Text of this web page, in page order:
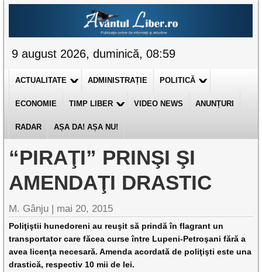
9 august 2026, duminică, 08:59
ACTUALITATE ADMINISTRAȚIE POLITICĂ
ECONOMIE TIMP LIBER VIDEO NEWS ANUNȚURI
RADAR AȘA DA! AȘA NU!
“PIRAŢI” PRINŞI ŞI
AMENDAŢI DRASTIC
M. Gânju | mai 20, 2015
Poliţiştii hunedoreni au reuşit să prindă în flagrant un
transportator care făcea curse între Lupeni-Petroşani fără a
avea licenţa necesară. Amenda acordată de poliţişti este una
drastică, respectiv 10 mii de lei.